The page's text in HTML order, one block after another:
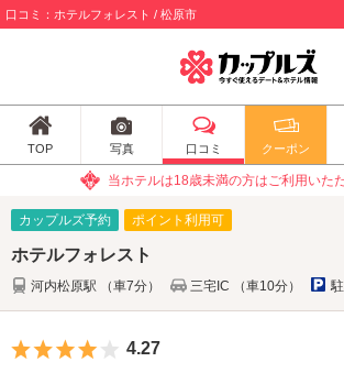
口コミ：ホテルフォレスト / 松原市
TOP 写真 口コミ クーポン
当ホテルは18歳未満の方はご利用いた
カップルズ予約 ポイント利用可
ホテルフォレスト
河内松原駅 （車7分） 三宅IC （車10分）
5つ星のうち4
4.27